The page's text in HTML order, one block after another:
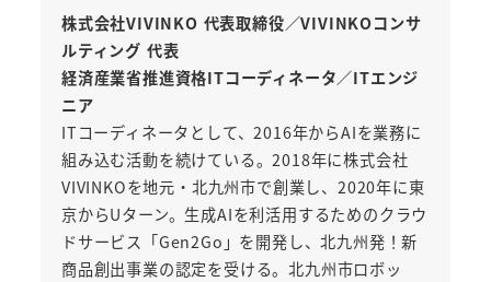
株式会社VIVINKO 代表取締役／VIVINKOコンサ
ルティング 代表
経済産業省推進資格ITコーディネータ／ITエンジ
ニア
ITコーディネータとして、2016年からAIを業務に
組み込む活動を続けている。2018年に株式会社
VIVINKOを地元・北九州市で創業し、2020年に東
京からUターン。生成AIを利活用するためのクラウ
ドサービス「Gen2Go」を開発し、北九州発！新
商品創出事業の認定を受ける。北九州市ロボッ